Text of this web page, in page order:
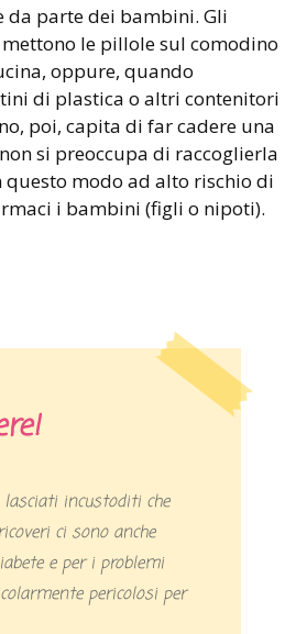
da parte dei bambini. Gli
le pillole sul comodino
oppure, quando
di plastica o altri contenitori
poi, capita di far cadere una
si preoccupa di raccoglierla
modo ad alto rischio di
i bambini (figli o nipoti).
ci sono anche
e per i problemi
pericolosi per